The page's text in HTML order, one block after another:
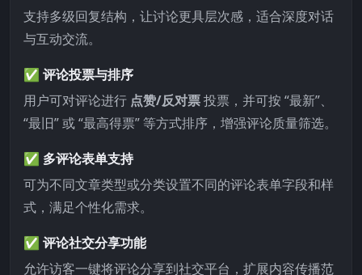
支持多级回复结构，让讨论更具层次感，适合深度对话
与互动交流。
✅ 评论投票与排序
用户可对评论进行 点赞/反对票投票，并可按 “最新”、
“最旧” 或 “最高得票” 等方式排序，增强评论质量筛选。
✅ 多评论表单支持
可为不同文章类型或分类设置不同的评论表单字段和样
式，满足个性化需求。
✅ 评论社交分享功能
允许访客一键将评论分享到社交平台，扩展内容传播范